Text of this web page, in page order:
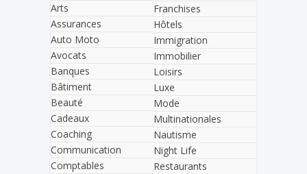
Arts
Assurances
Auto Moto
Avocats
Banques
Bâtiment
Beauté
Cadeaux
Coaching
Communication
Comptables
Franchises
Hôtels
Immigration
Immobilier
Loisirs
Luxe
Mode
Multinationales
Nautisme
Night Life
Restaurants